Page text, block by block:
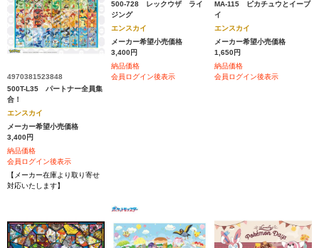
4970381523848
500T-L35 パートナー全員集
合！
エンスカイ
メーカー希望小売価格
3,400円
納品価格
会員ログイン後表示
【メーカー在庫より取り寄せ
対応いたします】
500-728 レックウザ ライ
ジング
エンスカイ
メーカー希望小売価格
3,400円
納品価格
会員ログイン後表示
MA-115 ピカチュウとイーブ
イ
エンスカイ
メーカー希望小売価格
1,650円
納品価格
会員ログイン後表示